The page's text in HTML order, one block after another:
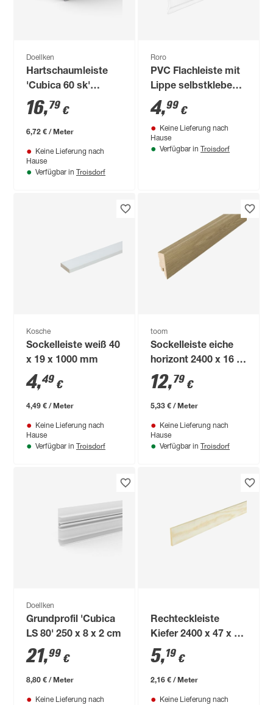
Doellken
Hartschaumleiste
'Cubica 60 sk'
eichefarben padua
250 x 6 x 1,4 cm
16,79 €
6,72 € / Meter
Keine Lieferung nach
Hause
Verfügbar in Troisdorf
Roro
PVC Flachleiste mit
Lippe selbstklebend
weiß 100 x 40 cm
4,99 €
Keine Lieferung nach
Hause
Verfügbar in Troisdorf
Kosche
Sockelleiste weiß 40
x 19 x 1000 mm
4,49 €
4,49 € / Meter
Keine Lieferung nach
Hause
Verfügbar in Troisdorf
toom
Sockelleiste eiche
horizont 2400 x 16 x
58 mm
12,79 €
5,33 € / Meter
Keine Lieferung nach
Hause
Verfügbar in Troisdorf
Doellken
Grundprofil 'Cubica
LS 80' 250 x 8 x 2 cm
21,99 €
8,80 € / Meter
Keine Lieferung nach
Rechteckleiste
Kiefer 2400 x 47 x 5
mm
5,19 €
2,16 € / Meter
Keine Lieferung nach